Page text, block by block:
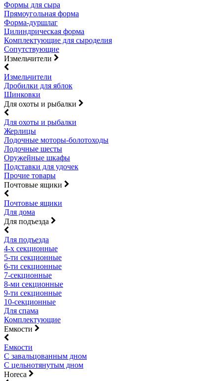
Формы для сыра
Прямоугольная форма
Форма-дуршлаг
Цилиндрическая форма
Комплектующие для сыроделия
Сопутствующие
Измельчители
Измельчители
Дробилки для яблок
Шинковки
Для охоты и рыбалки
Для охоты и рыбалки
Жерлицы
Лодочные моторы-болотоходы
Лодочные шесты
Оружейные шкафы
Подставки для удочек
Прочие товары
Почтовые ящики
Почтовые ящики
Для дома
Для подъезда
Для подъезда
4-х секционные
5-ти секционные
6-ти секционные
7-секционные
8-ми секционные
9-ти секционные
10-секционные
Для спама
Комплектующие
Емкости
Емкости
С завальцованным дном
С цельнотянутым дном
Horeca